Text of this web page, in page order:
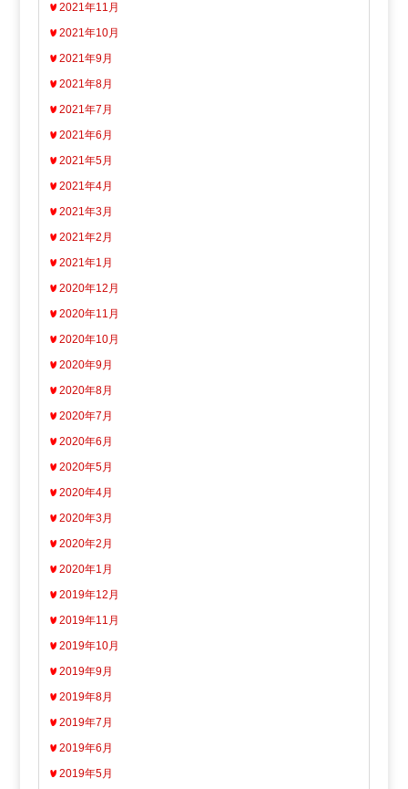
2021年11月
2021年10月
2021年9月
2021年8月
2021年7月
2021年6月
2021年5月
2021年4月
2021年3月
2021年2月
2021年1月
2020年12月
2020年11月
2020年10月
2020年9月
2020年8月
2020年7月
2020年6月
2020年5月
2020年4月
2020年3月
2020年2月
2020年1月
2019年12月
2019年11月
2019年10月
2019年9月
2019年8月
2019年7月
2019年6月
2019年5月